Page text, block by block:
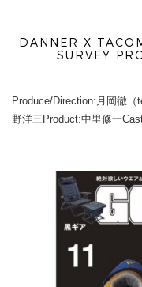
DANNER X
SURVEY
Produce/Direction:月岡徹
野洋三Product:中里修一